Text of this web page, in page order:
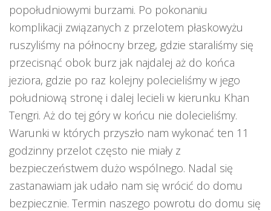
popołudniowymi burzami. Po pokonaniu
komplikacji związanych z przelotem płaskowyżu
ruszyliśmy na północny brzeg, gdzie staraliśmy się
przecisnąć obok burz jak najdalej aż do końca
jeziora, gdzie po raz kolejny polecieliśmy w jego
południową stronę i dalej lecieli w kierunku Khan
Tengri. Aż do tej góry w końcu nie dolecieliśmy.
Warunki w których przyszło nam wykonać ten 11
godzinny przelot często nie miały z
bezpieczeństwem dużo wspólnego. Nadal się
zastanawiam jak udało nam się wrócić do domu
bezpiecznie. Termin naszego powrotu do domu się